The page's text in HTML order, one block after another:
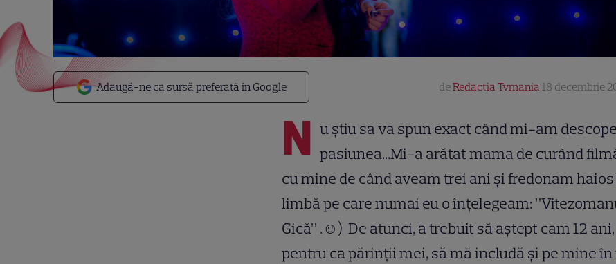
Adaugă-ne ca sursă preferată în Google deRedactia Tvmania 18 decembrie
N u știu sa va spun exact când mi-am
pasiunea...Mi-a arătat mama de curând
cu mine de când aveam trei ani și fredonam
limbă pe care numai eu o înțelegeam:
Gică” .☺) De atunci, a trebuit să aștept cam 12 ani,
pentru ca părinții mei, să mă includă și pe mine